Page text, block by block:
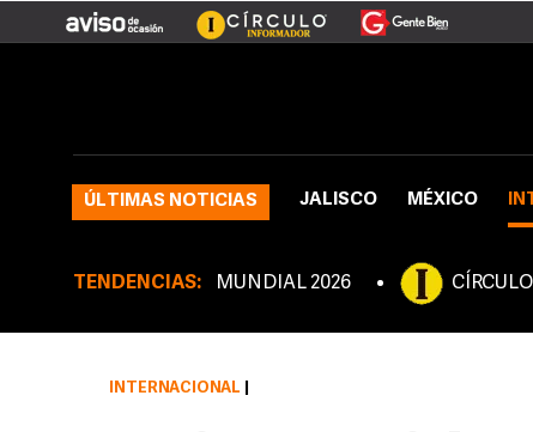
ÚLTIMAS NOTICIAS JALISCO MÉXICO
TENDENCIAS: MUNDIAL 2026
INTERNACIONAL